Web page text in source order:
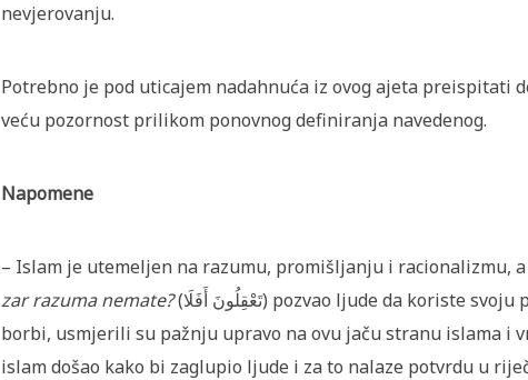
nevjerovanju.
Potrebno je pod uticajem nadahnuća iz ovog ajeta
veću pozornost prilikom ponovnog definiranja navedenog.
Napomene
– Islam je utemeljen na razumu, promišljanju i racionalizmu,
zar razuma nemate?(أَفَلَا تَعْقِلُونَ) pozvao ljude da koriste svoju
borbi, usmjerili su pažnju upravo na ovu jaču stranu islama i
islam došao kako bi zaglupio ljude i za to nalaze potvrdu u